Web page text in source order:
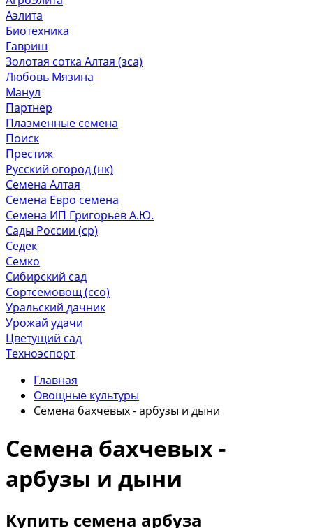
Аэлита
Биотехника
Гавриш
Золотая сотка Алтая (зса)
Любовь Мязина
Манул
Партнер
Плазменные семена
Поиск
Престиж
Русский огород (нк)
Семена Алтая
Семена Евро семена
Семена ИП Григорьев А.Ю.
Сады России (ср)
Седек
Семко
Сибирский сад
Сортсемовощ (ссо)
Уральский дачник
Урожай удачи
Цветущий сад
Техноэспорт
Главная
Овощные культуры
Семена бахчевых - арбузы и дыни
Семена бахчевых -
арбузы и дыни
Купить семена арбуза